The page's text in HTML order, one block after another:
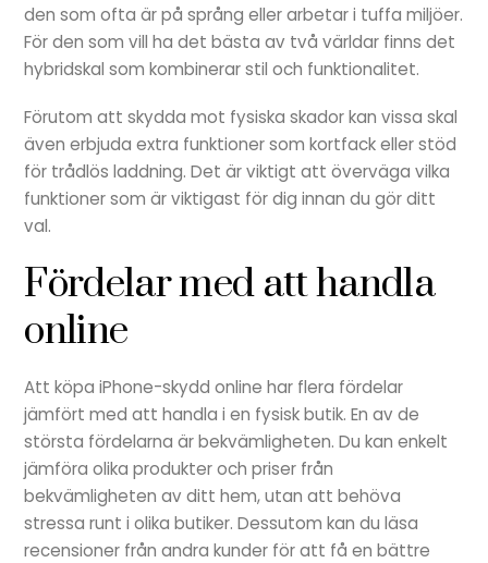
den som ofta är på språng eller arbetar i tuffa miljöer.
För den som vill ha det bästa av två världar finns det
hybridskal som kombinerar stil och funktionalitet.
Förutom att skydda mot fysiska skador kan vissa skal
även erbjuda extra funktioner som kortfack eller stöd
för trådlös laddning. Det är viktigt att överväga vilka
funktioner som är viktigast för dig innan du gör ditt
val.
Fördelar med att handla
online
Att köpa iPhone-skydd online har flera fördelar
jämfört med att handla i en fysisk butik. En av de
största fördelarna är bekvämligheten. Du kan enkelt
jämföra olika produkter och priser från
bekvämligheten av ditt hem, utan att behöva
stressa runt i olika butiker. Dessutom kan du läsa
recensioner från andra kunder för att få en bättre